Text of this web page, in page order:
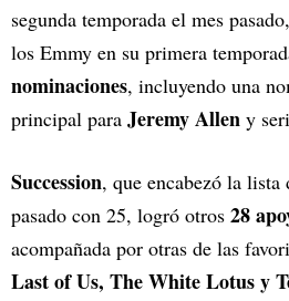
segunda temporada el mes
los Emmy en su primera
nominaciones, incluyendo una
principal para Jeremy Allen y
Succession, que encabezó la
pasado con 25, logró otros 28
acompañada por otras de las
Last of Us, The White Lotus y